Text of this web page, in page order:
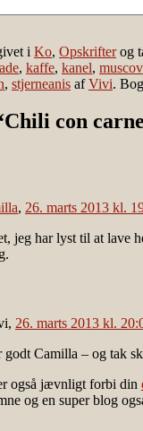
i Ko, Opskrifterog
, kaffe, kanel,
, stjerneanis afVivi.
Chili con carne
, 26. marts 2013 kl.
jeg har lyst til at lave
, 26. marts 2013 kl.
godt Camilla – og tak
også jævnligt forbi din
og en super blog